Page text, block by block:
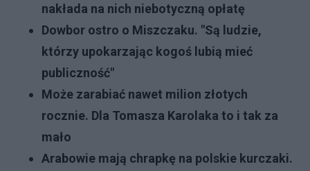
nakłada na nich niebotyczną opłatę
Dowbor ostro o Miszczaku. "Są ludzie,
którzy upokarzając kogoś lubią mieć
publiczność"
Może zarabiać nawet milion złotych
rocznie. Dla Tomasza Karolaka to i tak za
mało
Arabowie mają chrapkę na polskie kurczaki.